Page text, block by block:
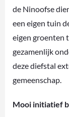
de Ninoofse
een eigen tuin
eigen groenten
gezamenlijk
deze diefstal
gemeenschap.
Mooi initiatief